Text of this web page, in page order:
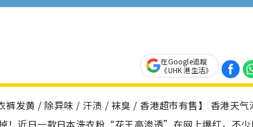
在Google追蹤
《UHK 港生活》
裤发黄 / 除异味 / 汗渍 / 袜臭 / 香港超市有售】 香港天气
！近日一款日本洗衣粉“花王高渗透”在网上爆红，不